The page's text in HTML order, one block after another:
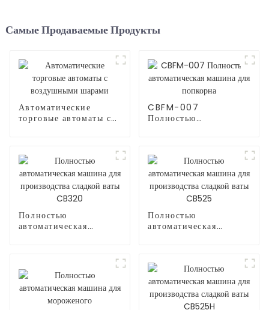
Самые Продаваемые Продукты
Автоматические
торговые автоматы с
CBFM-007
Полностью
Полностью
автоматическая
Полностью
автоматическая